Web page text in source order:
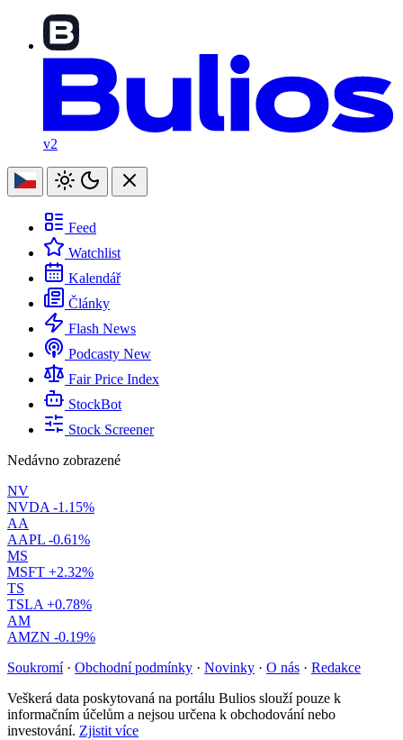
v2
Feed
Watchlist
Kalendář
Články
Flash News
Podcasty New
Fair Price Index
StockBot
Stock Screener
Nedávno zobrazené
NV
NVDA -1.15%
AA
AAPL -0.61%
MS
MSFT +2.32%
TS
TSLA +0.78%
AM
AMZN -0.19%
Soukromí · Obchodní podmínky · Novinky · O nás · Redakce
Veškerá data poskytovaná na portálu Bulios slouží pouze k
informačním účelům a nejsou určena k obchodování nebo
investování. Zjistit více